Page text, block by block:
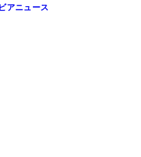
アニュース